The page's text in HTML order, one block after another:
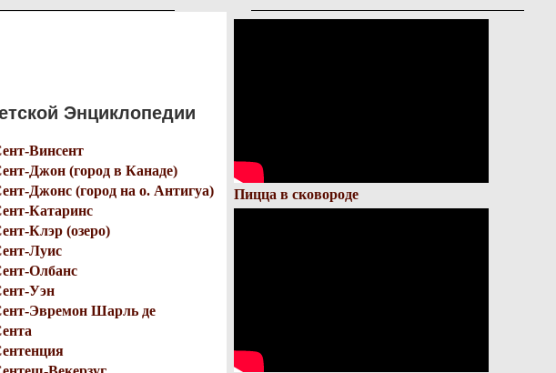
Энциклопедии
Винсент
Джон (город в Канаде)
Джонс (город на о. Антигуа)
Катаринс
Клэр (озеро)
Луис
Олбанс
Уэн
Эвремон Шарль де
Пицца в сковороде